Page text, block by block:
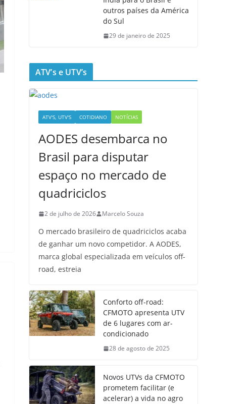
outros países da América
do Sul
29 de janeiro de 2025
ATV’s e UTV’s
ATV'S, UTV'S COTIDIANO NOTÍCIAS
AODES desembarca no
Brasil para disputar
espaço no mercado de
quadriciclos
2 de julho de 2026 Marcelo Souza
O mercado brasileiro de quadriciclos acaba
de ganhar um novo competidor. A AODES,
marca global especializada em veículos off-
road, estreia
Conforto off-road:
CFMOTO apresenta UTV
de 6 lugares com ar-
condicionado
28 de agosto de 2025
Novos UTVs da CFMOTO
prometem facilitar (e
acelerar) a vida no agro